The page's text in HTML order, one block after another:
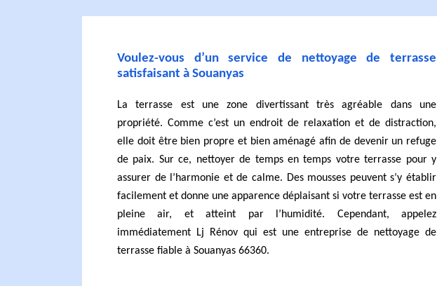
Voulez-vous d’un service de nettoyage de terrasse
satisfaisant à Souanyas
La terrasse est une zone divertissant très agréable dans une
propriété. Comme c’est un endroit de relaxation et de distraction,
elle doit être bien propre et bien aménagé afin de devenir un refuge
de paix. Sur ce, nettoyer de temps en temps votre terrasse pour y
assurer de l’harmonie et de calme. Des mousses peuvent s’y établir
facilement et donne une apparence déplaisant si votre terrasse est en
pleine air, et atteint par l’humidité. Cependant, appelez
immédiatement Lj Rénov qui est une entreprise de nettoyage de
terrasse fiable à Souanyas 66360.